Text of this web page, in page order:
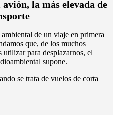
la más elevada de
de un viaje en primera
que, de los muchos
utilizar para desplazarnos, el
supone.
se trata de vuelos de corta